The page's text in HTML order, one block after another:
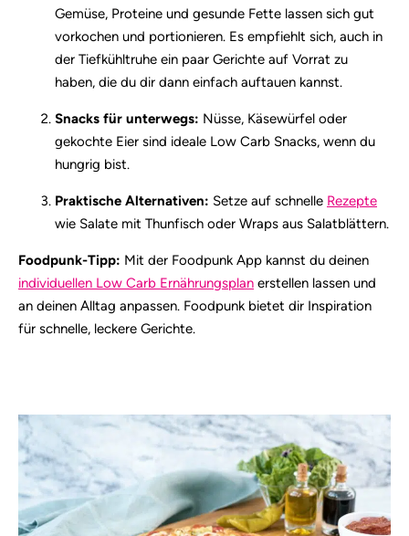
Gemüse, Proteine und gesunde Fette lassen sich gut
vorkochen und portionieren. Es empfiehlt sich, auch in
der Tiefkühltruhe ein paar Gerichte auf Vorrat zu
haben, die du dir dann einfach auftauen kannst.
Snacks für unterwegs: Nüsse, Käsewürfel oder
gekochte Eier sind ideale Low Carb Snacks, wenn du
hungrig bist.
Praktische Alternativen: Setze auf schnelle Rezepte
wie Salate mit Thunfisch oder Wraps aus Salatblättern.
Foodpunk-Tipp: Mit der Foodpunk App kannst du deinen
individuellen Low Carb Ernährungsplan erstellen lassen und
an deinen Alltag anpassen. Foodpunk bietet dir Inspiration
für schnelle, leckere Gerichte.